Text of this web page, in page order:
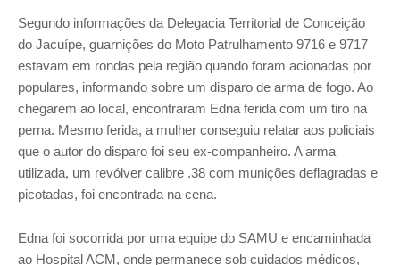
Segundo informações da Delegacia Territorial de Conceição
do Jacuípe, guarnições do Moto Patrulhamento 9716 e 9717
estavam em rondas pela região quando foram acionadas por
populares, informando sobre um disparo de arma de fogo. Ao
chegarem ao local, encontraram Edna ferida com um tiro na
perna. Mesmo ferida, a mulher conseguiu relatar aos policiais
que o autor do disparo foi seu ex-companheiro. A arma
utilizada, um revólver calibre .38 com munições deflagradas e
picotadas, foi encontrada na cena.
Edna foi socorrida por uma equipe do SAMU e encaminhada
ao Hospital ACM, onde permanece sob cuidados médicos,